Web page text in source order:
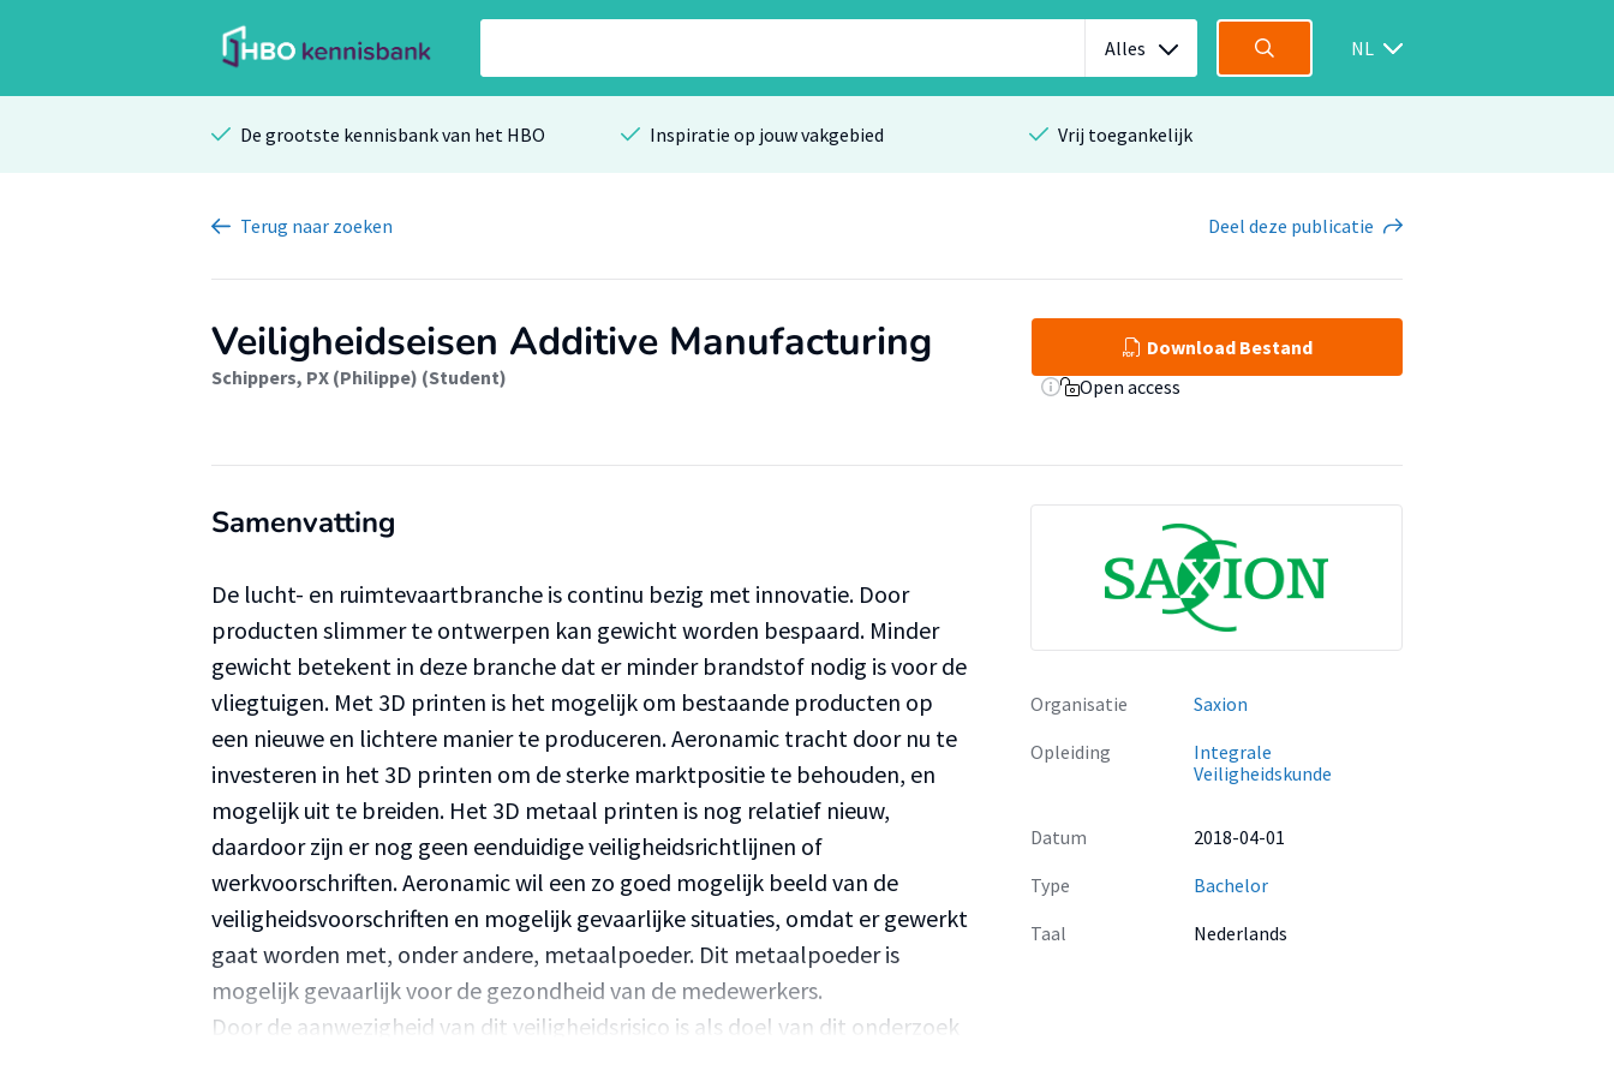
Alles NL
De grootste kennisbank van het HBO Inspiratie op jouw vakgebied Vrij toegankelijk
Terug naar zoeken Deel deze publicatie
Veiligheidseisen Additive Manufacturing
Schippers, PX (Philippe) (Student)
Download Bestand
Open access
Samenvatting
De lucht- en ruimtevaartbranche is continu bezig met innovatie. Door
producten slimmer te ontwerpen kan gewicht worden bespaard. Minder
gewicht betekent in deze branche dat er minder brandstof nodig is voor de
vliegtuigen. Met 3D printen is het mogelijk om bestaande producten op
een nieuwe en lichtere manier te produceren. Aeronamic tracht door nu te
investeren in het 3D printen om de sterke marktpositie te behouden, en
mogelijk uit te breiden. Het 3D metaal printen is nog relatief nieuw,
daardoor zijn er nog geen eenduidige veiligheidsrichtlijnen of
werkvoorschriften. Aeronamic wil een zo goed mogelijk beeld van de
veiligheidsvoorschriften en mogelijk gevaarlijke situaties, omdat er gewerkt
gaat worden met, onder andere, metaalpoeder. Dit metaalpoeder is
mogelijk gevaarlijk voor de gezondheid van de medewerkers.
Door de aanwezigheid van dit veiligheidsrisico is als doel van dit onderzoek
Organisatie
Saxion
Opleiding
Integrale
Veiligheidskunde
Datum
2018-04-01
Type
Bachelor
Taal
Nederlands